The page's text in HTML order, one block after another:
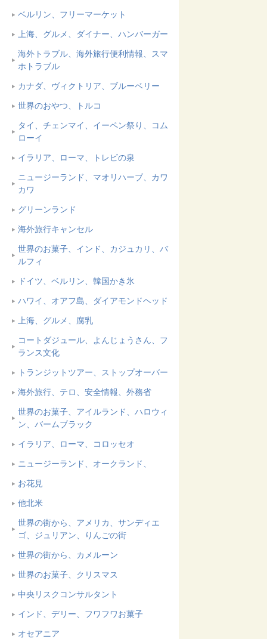
ベルリン、フリーマーケット
上海、グルメ、ダイナー、ハンバーガー
海外トラブル、海外旅行便利情報、スマ
ホトラブル
カナダ、ヴィクトリア、ブルーベリー
世界のおやつ、トルコ
タイ、チェンマイ、イーペン祭り、コム
ローイ
イラリア、ローマ、トレビの泉
ニュージーランド、マオリハーブ、カワ
カワ
グリーンランド
海外旅行キャンセル
世界のお菓子、インド、カジュカリ、バ
ルフィ
ドイツ、ベルリン、韓国かき氷
ハワイ、オアフ島、ダイアモンドヘッド
上海、グルメ、腐乳
コートダジュール、よんじょうさん、フ
ランス文化
トランジットツアー、ストップオーバー
海外旅行、テロ、安全情報、外務省
世界のお菓子、アイルランド、ハロウィ
ン、バームブラック
イラリア、ローマ、コロッセオ
ニュージーランド、オークランド、
お花見
他北米
世界の街から、アメリカ、サンディエ
ゴ、ジュリアン、りんごの街
世界の街から、カメルーン
世界のお菓子、クリスマス
中央リスクコンサルタント
インド、デリー、フワフワお菓子
オセアニア